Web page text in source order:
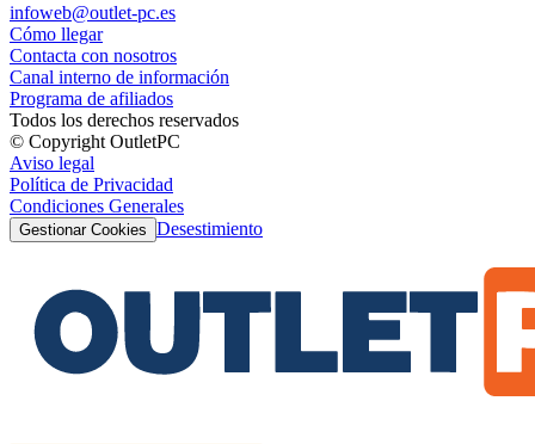
infoweb@outlet-pc.es
Cómo llegar
Contacta con nosotros
Canal interno de información
Programa de afiliados
Todos los derechos reservados
© Copyright OutletPC
Aviso legal
Política de Privacidad
Condiciones Generales
Gestionar Cookies Desestimiento